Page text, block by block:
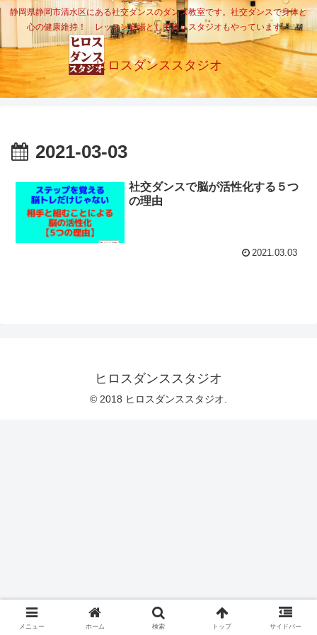
静岡県静岡市清水区にある社交ダンスのダンス教室です。社交ダンスで身体と
心の健康維持！ レッスン会場として貸しスタジオもやっています。
ヒロスダンススタジオ
2021-03-03
社交ダンスで脳が活性化する５つ
の理由
2021.03.03
ヒロスダンススタジオ
© 2018 ヒロスダンススタジオ.
メニュー ホーム 検索 トップ サイドバー